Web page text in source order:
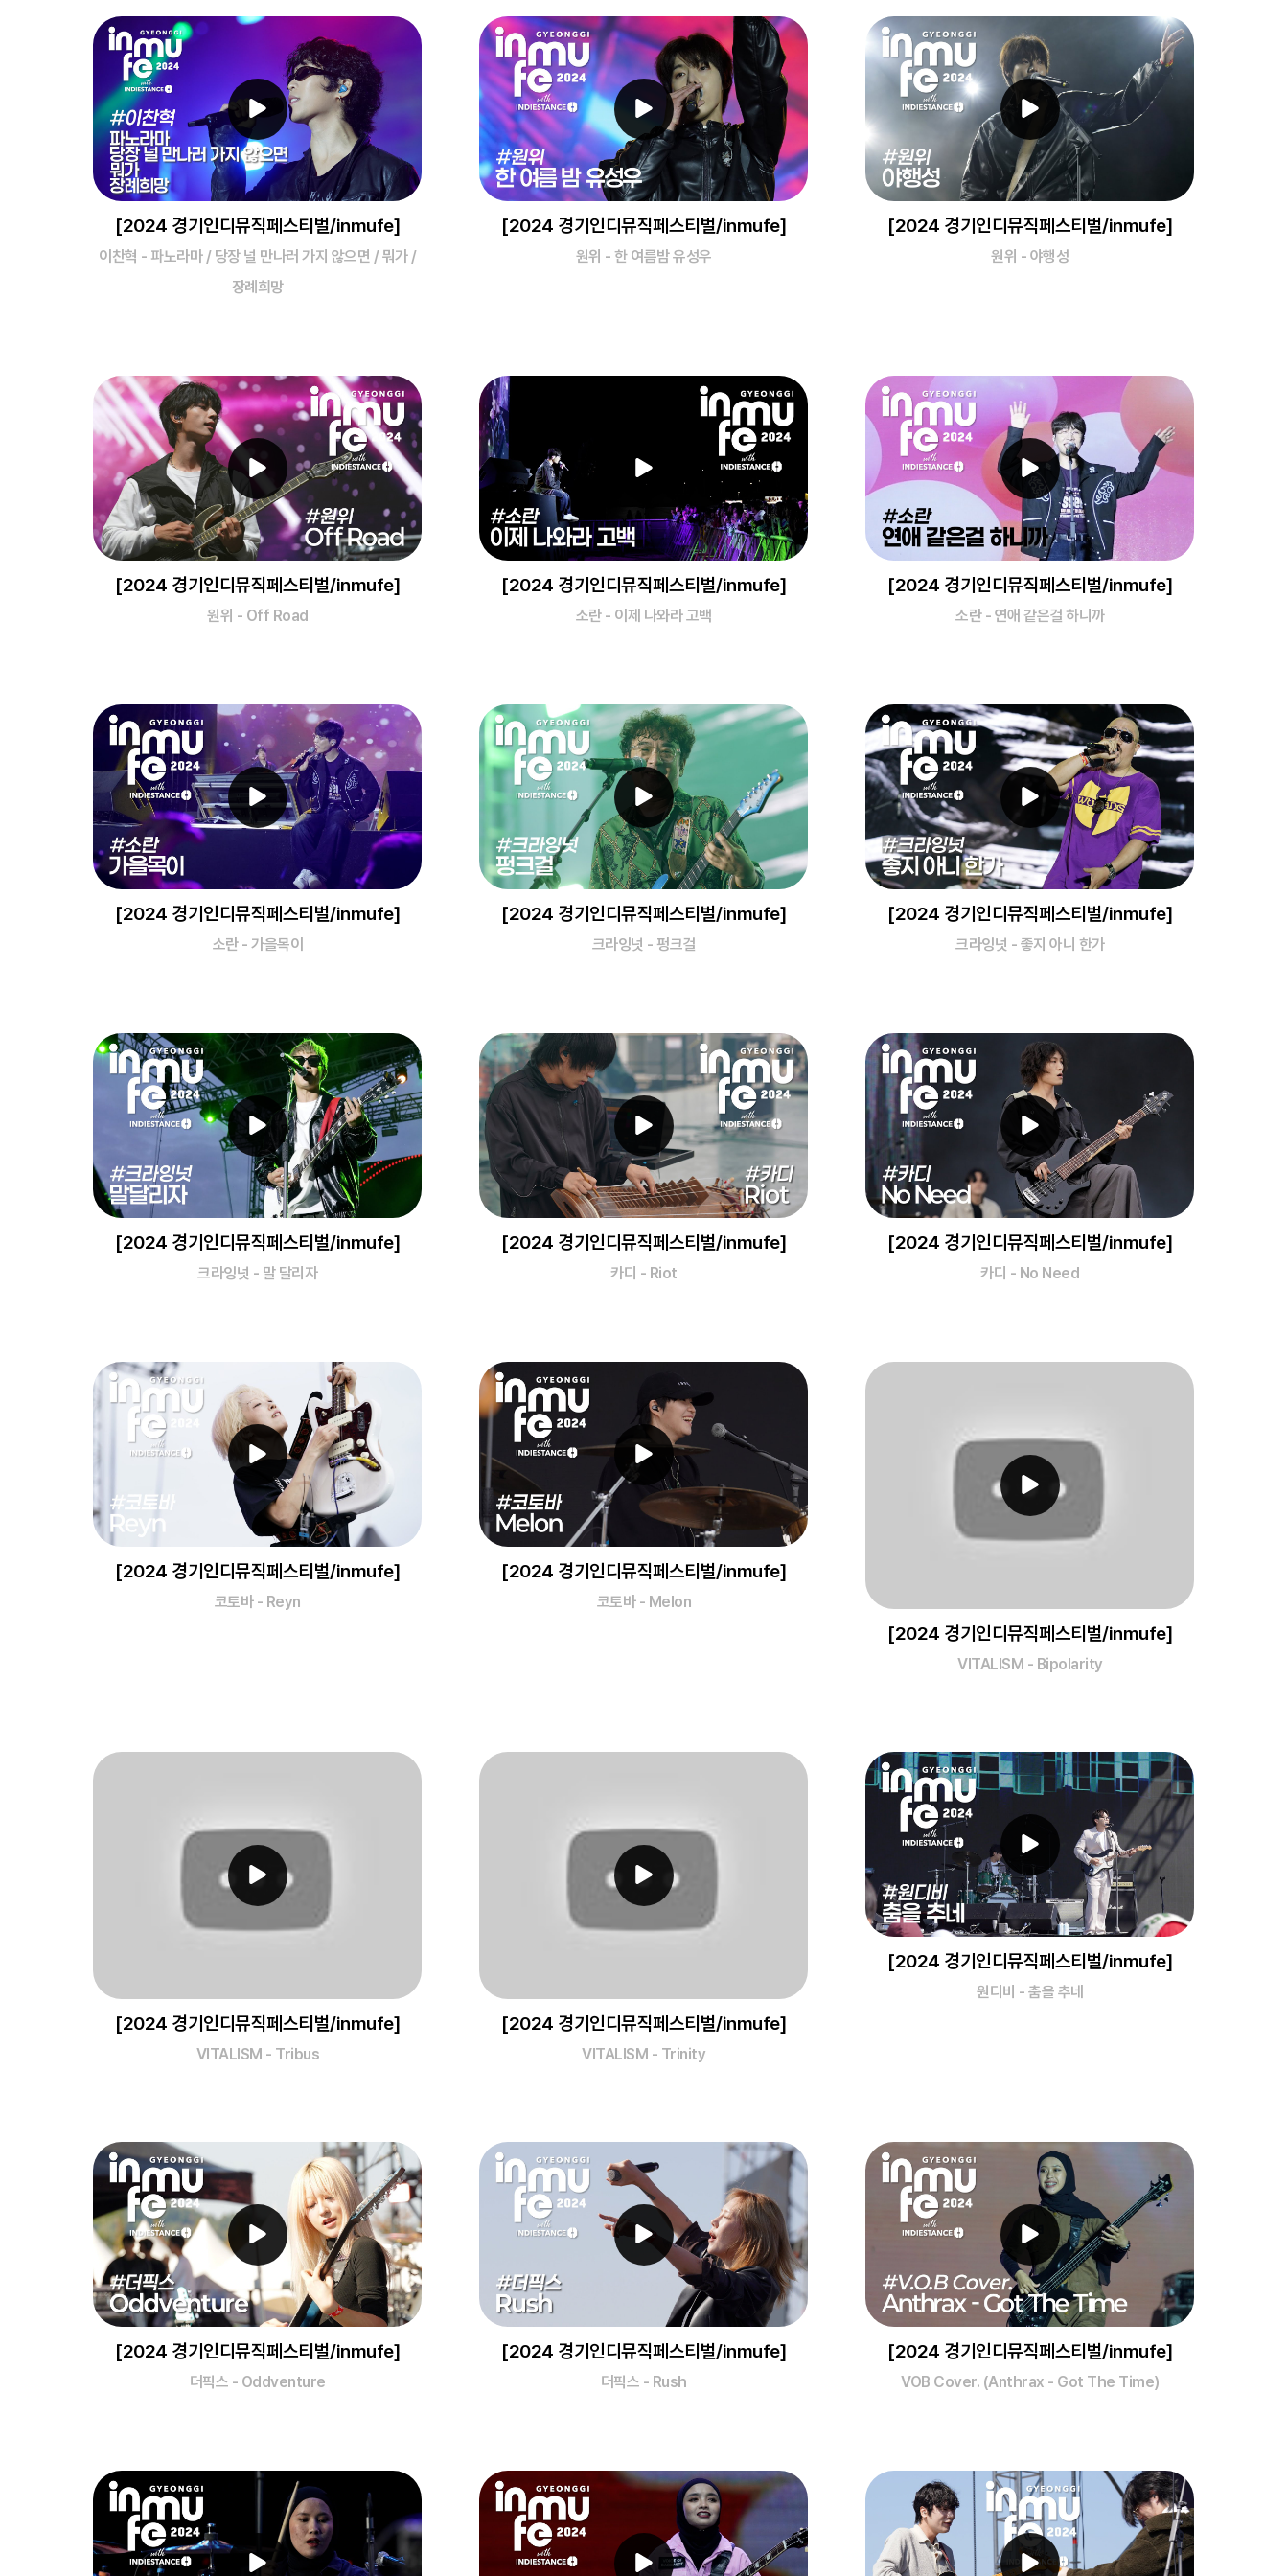
[2024 경기인디뮤직페스티벌/inmufe]
이찬혁 - 파노라마 / 당장 널 만나러 가지 않으면 / 뭐가 /
장례희망
[2024 경기인디뮤직페스티벌/inmufe]
원위 - 한 여름밤 유성우
[2024 경기인디뮤직페스티벌/inmufe]
원위 - 야행성
[2024 경기인디뮤직페스티벌/inmufe]
원위 - Off Road
[2024 경기인디뮤직페스티벌/inmufe]
소란 - 이제 나와라 고백
[2024 경기인디뮤직페스티벌/inmufe]
소란 - 연애 같은걸 하니까
[2024 경기인디뮤직페스티벌/inmufe]
소란 - 가을목이
[2024 경기인디뮤직페스티벌/inmufe]
크라잉넛 - 펑크걸
[2024 경기인디뮤직페스티벌/inmufe]
크라잉넛 - 좋지 아니 한가
[2024 경기인디뮤직페스티벌/inmufe]
크라잉넛 - 말 달리자
[2024 경기인디뮤직페스티벌/inmufe]
카디 - Riot
[2024 경기인디뮤직페스티벌/inmufe]
카디 - No Need
[2024 경기인디뮤직페스티벌/inmufe]
코토바 - Reyn
[2024 경기인디뮤직페스티벌/inmufe]
코토바 - Melon
[2024 경기인디뮤직페스티벌/inmufe]
VITALISM - Bipolarity
[2024 경기인디뮤직페스티벌/inmufe]
VITALISM - Tribus
[2024 경기인디뮤직페스티벌/inmufe]
VITALISM - Trinity
[2024 경기인디뮤직페스티벌/inmufe]
원디비 - 춤을 추네
[2024 경기인디뮤직페스티벌/inmufe]
더픽스 - Oddventure
[2024 경기인디뮤직페스티벌/inmufe]
더픽스 - Rush
[2024 경기인디뮤직페스티벌/inmufe]
VOB Cover. (Anthrax - Got The Time)